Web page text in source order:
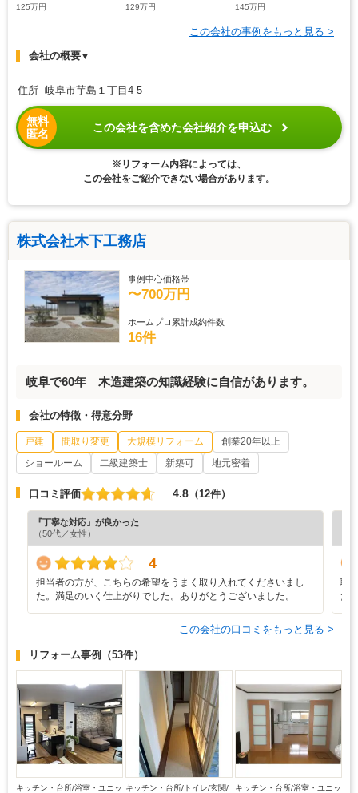
125万円
129万円
145万円
この会社の事例をもっと見る >
会社の概要▼
住所 岐阜市芋島１丁目4-5
無料
匿名
この会社を含めた会社紹介を申込む
※リフォーム内容によっては、
この会社をご紹介できない場合があります。
株式会社木下工務店
事例中心価格帯
〜700万円
ホームプロ累計成約件数
16件
岐阜で60年 木造建築の知識経験に自信があります。
会社の特徴・得意分野
戸建 間取り変更 大規模リフォーム
創業20年以上
ショールーム
二級建築士 新築可 地元密着
口コミ評価 4.8 （12件）
『丁寧な対応』が良かった
（50代／女性）
4
担当者の方が、こちらの希望をうまく取り入れてくださいまし
た。満足のいく仕上がりでした。ありがとうございました。
職
た
この会社の口コミをもっと見る >
リフォーム事例 （53件）
キッチン・台所/浴室・ユニッ キッチン・台所/トイレ/玄関/
キッチン・台所/浴室・ユニッ